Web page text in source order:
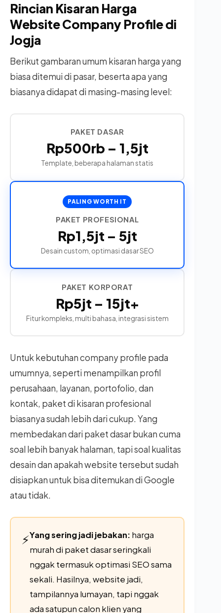
Rincian Kisaran Harga
Website Company Profile di
Jogja
Berikut gambaran umum kisaran harga yang
biasa ditemui di pasar, beserta apa yang
biasanya didapat di masing-masing level:
PAKET DASAR
Rp500rb – 1,5jt
Template, beberapa halaman statis
PALING WORTH IT
PAKET PROFESIONAL
Rp1,5jt – 5jt
Desain custom, optimasi dasar SEO
PAKET KORPORAT
Rp5jt – 15jt+
Fitur kompleks, multi bahasa, integrasi sistem
Untuk kebutuhan company profile pada
umumnya, seperti menampilkan profil
perusahaan, layanan, portofolio, dan
kontak, paket di kisaran profesional
biasanya sudah lebih dari cukup. Yang
membedakan dari paket dasar bukan cuma
soal lebih banyak halaman, tapi soal kualitas
desain dan apakah website tersebut sudah
disiapkan untuk bisa ditemukan di Google
atau tidak.
⚡Yang sering jadi jebakan: harga
murah di paket dasar seringkali
nggak termasuk optimasi SEO sama
sekali. Hasilnya, website jadi,
tampilannya lumayan, tapi nggak
ada satupun calon klien yang